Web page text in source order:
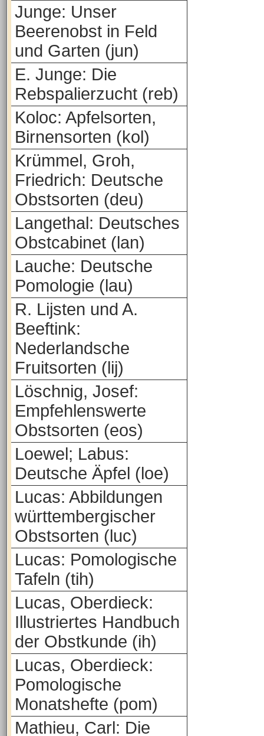
Junge: Unser
Beerenobst in Feld
und Garten (jun)
E. Junge: Die
Rebspalierzucht (reb)
Koloc: Apfelsorten,
Birnensorten (kol)
Krümmel, Groh,
Friedrich: Deutsche
Obstsorten (deu)
Langethal: Deutsches
Obstcabinet (lan)
Lauche: Deutsche
Pomologie (lau)
R. Lijsten und A.
Beeftink:
Nederlandsche
Fruitsorten (lij)
Löschnig, Josef:
Empfehlenswerte
Obstsorten (eos)
Loewel; Labus:
Deutsche Äpfel (loe)
Lucas: Abbildungen
württembergischer
Obstsorten (luc)
Lucas: Pomologische
Tafeln (tih)
Lucas, Oberdieck:
Illustriertes Handbuch
der Obstkunde (ih)
Lucas, Oberdieck:
Pomologische
Monatshefte (pom)
Mathieu, Carl: Die